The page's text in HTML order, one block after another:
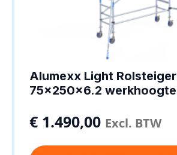
Alumexx Light Rolsteiger
75x250x6.2 werkhoogte
€ 1.490,00 Excl. BTW